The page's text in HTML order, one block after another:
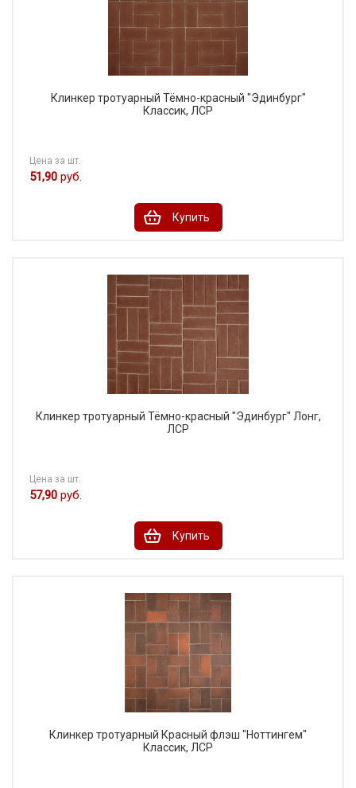
Клинкер тротуарный Тёмно-красный "Эдинбург"
Классик, ЛСР
Цена за шт.
51,90 руб.
Купить
Клинкер тротуарный Тёмно-красный "Эдинбург" Лонг,
ЛСР
Цена за шт.
57,90 руб.
Купить
Клинкер тротуарный Красный флэш "Ноттингем"
Классик, ЛСР